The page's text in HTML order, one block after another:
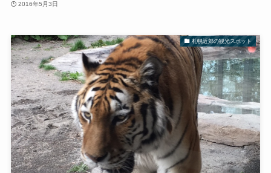
2016年5月3日
札幌近郊の観光スポット